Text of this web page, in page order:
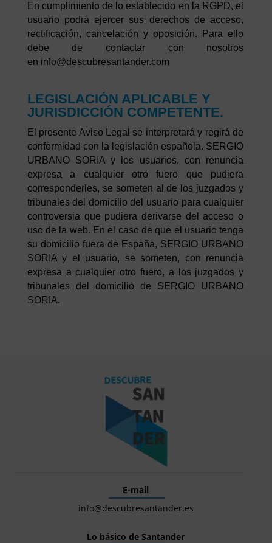
En cumplimiento de lo establecido en la RGPD, el
usuario podrá ejercer sus derechos de acceso,
rectificación, cancelación y oposición. Para ello
debe de contactar con nosotros
en info@descubresantander.com
LEGISLACIÓN APLICABLE Y
JURISDICCIÓN COMPETENTE.
El presente Aviso Legal se interpretará y regirá de
conformidad con la legislación española. SERGIO
URBANO SORIA y los usuarios, con renuncia
expresa a cualquier otro fuero que pudiera
corresponderles, se someten al de los juzgados y
tribunales del domicilio del usuario para cualquier
controversia que pudiera derivarse del acceso o
uso de la web. En el caso de que el usuario tenga
su domicilio fuera de España, SERGIO URBANO
SORIA y el usuario, se someten, con renuncia
expresa a cualquier otro fuero, a los juzgados y
tribunales del domicilio de SERGIO URBANO
SORIA.
E-mail
info@descubresantander.es
Lo básico de Santander